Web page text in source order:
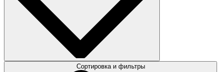
Сортировка и фильтры